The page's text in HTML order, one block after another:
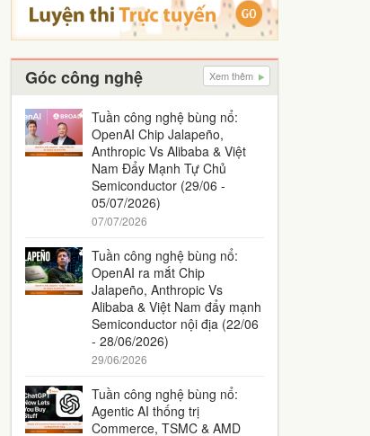
Góc công nghệ Xem thêm
Tuần công nghệ bùng nổ:
OpenAI Chip Jalapeño,
Anthropic Vs Alibaba & Việt
Nam Đẩy Mạnh Tự Chủ
Semiconductor (29/06 -
05/07/2026)
07/07/2026
Tuần công nghệ bùng nổ:
OpenAI ra mắt Chip
Jalapeño, Anthropic Vs
Alibaba & Việt Nam đẩy mạnh
Semiconductor nội địa (22/06
- 28/06/2026)
29/06/2026
Tuần công nghệ bùng nổ:
Agentic AI thống trị
Commerce, TSMC & AMD